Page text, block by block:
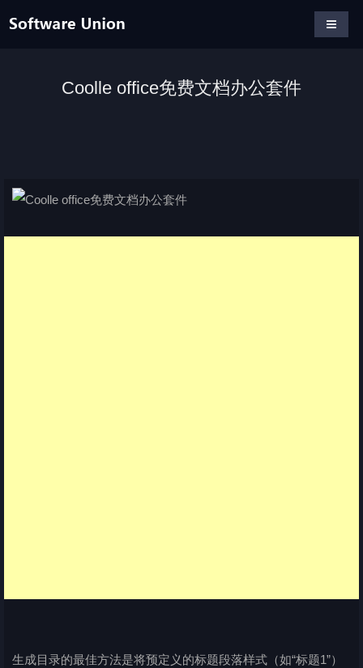
Coolle office免费文档办公套件
生成目录的最佳方法是将预定义的标题段落样式（如“标题1”）